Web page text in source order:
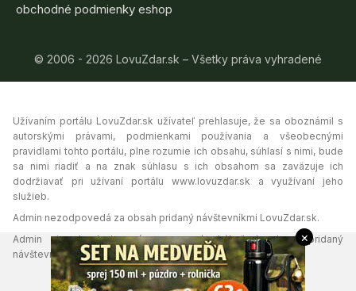
obchodné podmienky eshop
© 2006 - 2026 LovuZdar.sk – Všetky práva vyhradené
Užívaním portálu LovuZdar.sk užívateľ prehlasuje, že sa oboznámil s
autorskými právami, podmienkami používania a všeobecnými
pravidlami tohto portálu, plne rozumie ich obsahu, súhlasí s nimi, bude
sa nimi riadiť a na znak súhlasu s ich obsahom sa zaväzuje ich
dodržiavať pri užívaní portálu www.lovuzdar.sk a využívaní jeho
služieb.
Admin nezodpovedá za obsah pridaný návštevníkmi LovuZdar.sk.
Admin si vyhradzuje právo vymazať akýkoľvek obsah pridaný
návštevníkmi portálu, ak tak uzná za vhodné.
×